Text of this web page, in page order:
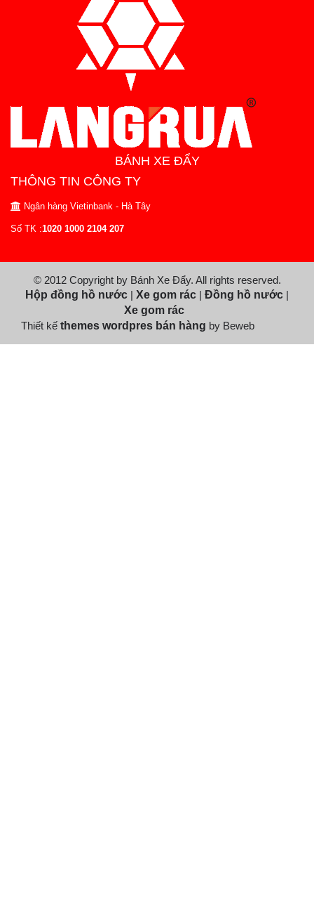
BÁNH XE ĐẨY
THÔNG TIN CÔNG TY
Ngân hàng Vietinbank - Hà Tây
Số TK :1020 1000 2104 207
© 2012 Copyright by Bánh Xe Đẩy. All rights reserved.
Hộp đồng hồ nước | Xe gom rác | Đồng hồ nước |
Xe gom rác
Thiết kế themes wordpres bán hàng by Beweb